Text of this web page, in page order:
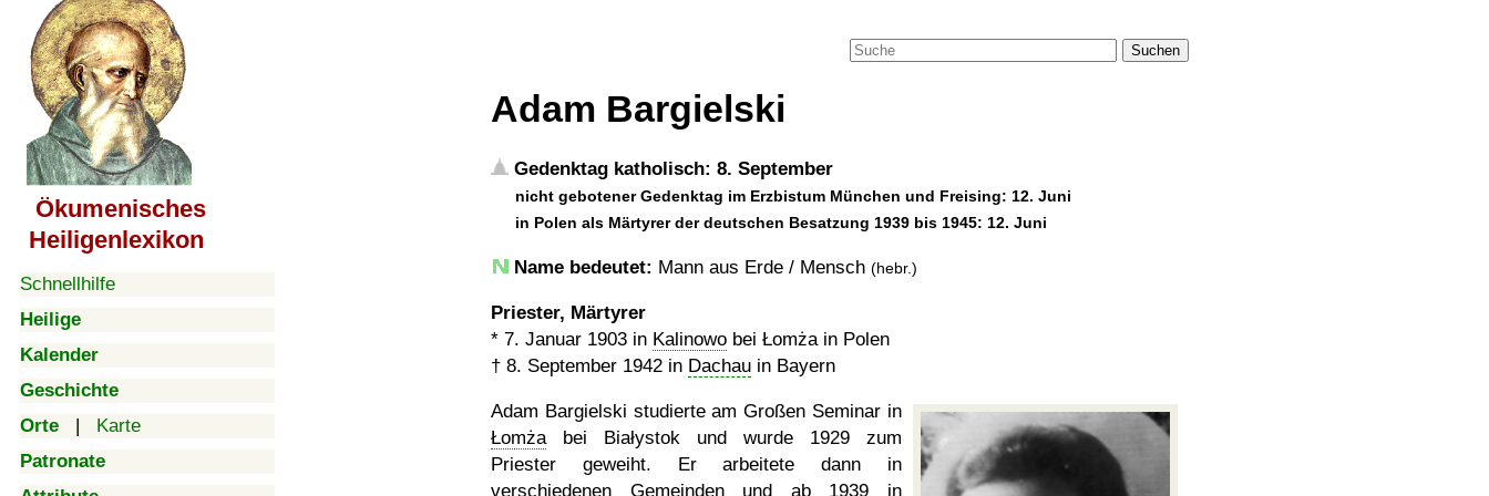
Ökumenisches
Heiligenlexikon
Schnellhilfe
Heilige
Kalender
Geschichte
Orte | Karte
Patronate
Suchen
Adam Bargielski
Gedenktag katholisch: 8. September
nicht gebotener Gedenktag im Erzbistum München und Freising: 12. Juni
in Polen als Märtyrer der deutschen Besatzung 1939 bis 1945: 12. Juni
Name bedeutet: Mann aus Erde / Mensch (hebr.)
Priester, Märtyrer
* 7. Januar 1903 in Kalinowo bei Łomża in Polen
† 8. September 1942 in Dachau in Bayern
Adam Bargielski studierte am Großen Seminar in
Łomżabei Białystok und wurde 1929 zum
Priester geweiht. Er arbeitete dann in
verschiedenen Gemeinden und ab 1939 in